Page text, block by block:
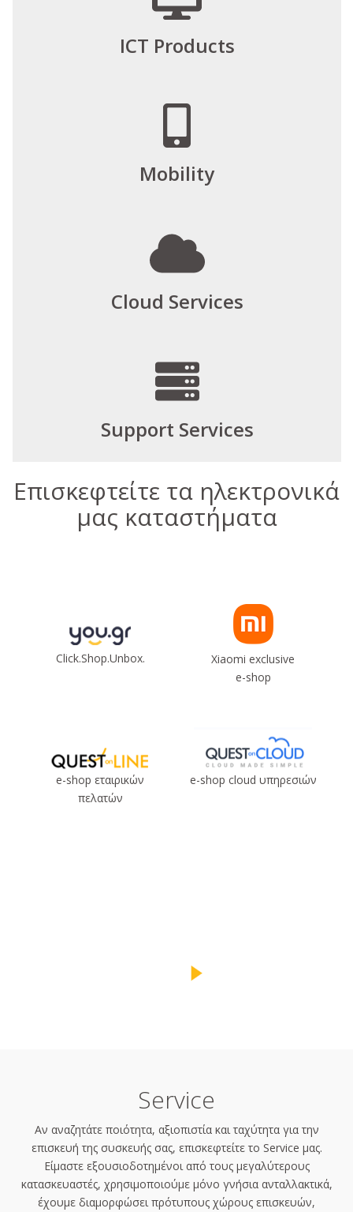
ICT Products
Mobility
Cloud Services
Support Services
Επισκεφτείτε τα ηλεκτρονικά
μας καταστήματα
Click.Shop.Unbox.
Xiaomi exclusive
e-shop
e-shop εταιρικών
πελατών
e-shop cloud υπηρεσιών
Service
Αν αναζητάτε ποιότητα, αξιοπιστία και ταχύτητα για την
επισκευή της συσκευής σας, επισκεφτείτε το Service μας.
Είμαστε εξουσιοδοτημένοι από τους μεγαλύτερους
κατασκευαστές, χρησιμοποιούμε μόνο γνήσια ανταλλακτικά,
έχουμε διαμορφώσει πρότυπους χώρους επισκευών,